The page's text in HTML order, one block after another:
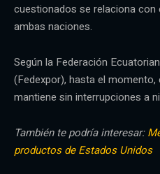
cuestionados se relaciona
ambas naciones.
Según la Federación
(Fedexpor), hasta el
mantiene sin interrupciones a
También te podría interesar:
productos de Estados Unidos